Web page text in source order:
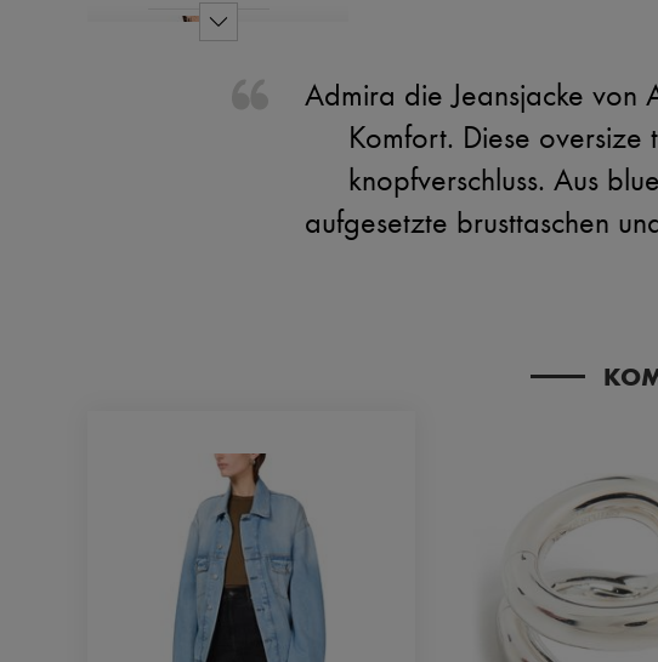
Admira die Jeansjacke von
Komfort. Diese oversize
knopfverschluss. Aus
aufgesetzte brusttaschen